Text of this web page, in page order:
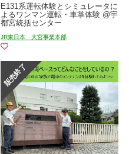
E131系運転体験とシミュレータに
よるワンマン運転・車掌体験 @宇
都宮統括センター
JR東日本 大宮事業本部